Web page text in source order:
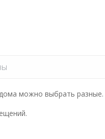
можно выбрать разные.